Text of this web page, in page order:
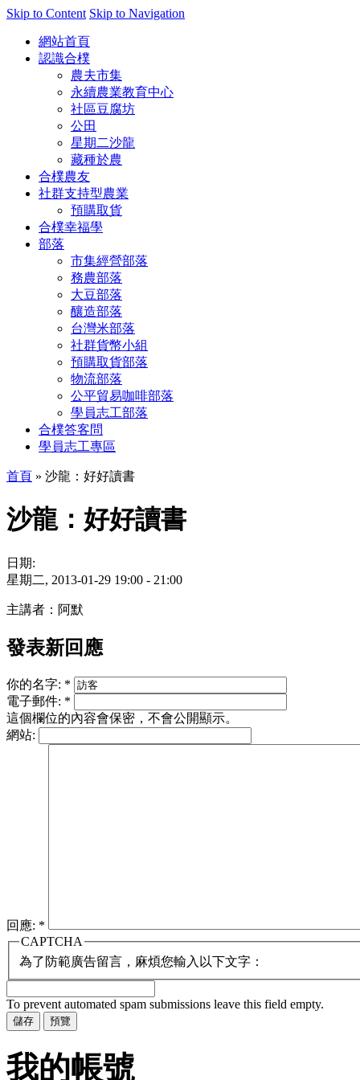
Skip to Content Skip to Navigation
網站首頁
認識合樸
農夫市集
永續農業教育中心
社區豆腐坊
公田
星期二沙龍
藏種於農
合樸農友
社群支持型農業
預購取貨
合樸幸福學
部落
市集經營部落
務農部落
大豆部落
釀造部落
台灣米部落
社群貨幣小組
預購取貨部落
物流部落
公平貿易咖啡部落
學員志工部落
合樸答客問
學員志工專區
首頁 » 沙龍：好好讀書
沙龍：好好讀書
日期:
星期二, 2013-01-29 19:00 - 21:00
主講者：阿默
發表新回應
你的名字: *
電子郵件: *
這個欄位的內容會保密，不會公開顯示。
網站:
回應: *
CAPTCHA
為了防範廣告留言，麻煩您輸入以下文字：
To prevent automated spam submissions leave this field empty.
我的帳號